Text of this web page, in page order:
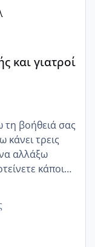
και γιατροί
τη βοήθειά σας
κάνει τρεις
αλλάξω
κάποιον
και είχατε
με τον
καθόλου